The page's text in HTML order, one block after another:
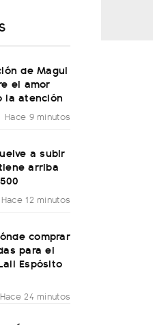
de Magui
el amor
la atención
Hace 9 minutos
a subir
arriba
Hace 12 minutos
comprar
para el
Espósito
Hace 24 minutos